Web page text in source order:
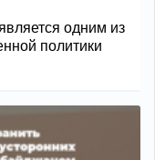
одним из
политики